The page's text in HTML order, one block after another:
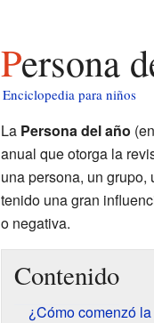
Persona
Enciclopedia para niños
La Persona del año
anual que otorga la
una persona, un
tenido una gran
o negativa.
Contenido
¿Cómo comenzó